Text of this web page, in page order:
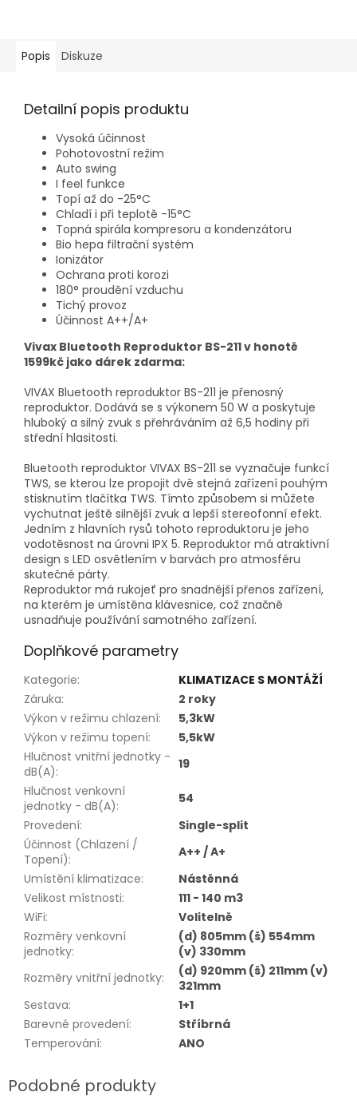
Popis Diskuze
Detailní popis produktu
Vysoká účinnost
Pohotovostní režim
Auto swing
I feel funkce
Topí až do -25°C
Chladí i při teplotě -15°C
Topná spirála kompresoru a kondenzátoru
Bio hepa filtrační systém
Ionizátor
Ochrana proti korozi
180° proudění vzduchu
Tichý provoz
Účinnost A++/A+
Vivax Bluetooth Reproduktor BS-211 v honotě
1599kč jako dárek zdarma:
VIVAX Bluetooth reproduktor BS-211 je přenosný
reproduktor. Dodává se s výkonem 50 W a poskytuje
hluboký a silný zvuk s přehráváním až 6,5 hodiny při
střední hlasitosti.
Bluetooth reproduktor VIVAX BS-211 se vyznačuje funkcí
TWS, se kterou lze propojit dvě stejná zařízení pouhým
stisknutím tlačítka TWS. Tímto způsobem si můžete
vychutnat ještě silnější zvuk a lepší stereofonní efekt.
Jedním z hlavních rysů tohoto reproduktoru je jeho
vodotěsnost na úrovni IPX 5. Reproduktor má atraktivní
design s LED osvětlením v barvách pro atmosféru
skutečné párty.
Reproduktor má rukojeť pro snadnější přenos zařízení,
na kterém je umístěna klávesnice, což značně
usnadňuje používání samotného zařízení.
Doplňkové parametry
Kategorie:
KLIMATIZACE S MONTÁŽÍ
Záruka:
2 roky
Výkon v režimu chlazení:
5,3kW
Výkon v režimu topení:
5,5kW
Hlučnost vnitřní jednotky -
dB(A):
19
Hlučnost venkovní
jednotky - dB(A):
54
Provedení:
Single-split
Účinnost (Chlazení /
Topení):
A++ / A+
Umístění klimatizace:
Nástěnná
Velikost místnosti:
111 - 140 m3
WiFi:
Volitelně
Rozměry venkovní
jednotky:
(d) 805mm (š) 554mm
(v) 330mm
Rozměry vnitřní jednotky:
(d) 920mm (š) 211mm (v)
321mm
Sestava:
1+1
Barevné provedení:
Stříbrná
Temperování: ANO